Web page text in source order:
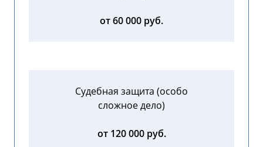
от 60 000 руб.
Судебная защита (особо
сложное дело)
от 120 000 руб.